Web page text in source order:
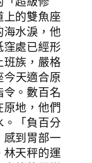
的雙魚座
水淚，他
處已經形
族，嚴格
天適合原
。數百名
地，他們
「負百分
到胃部一
天秤的運